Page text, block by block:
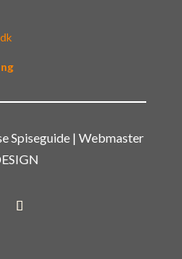
Spiseguide | Webmaster